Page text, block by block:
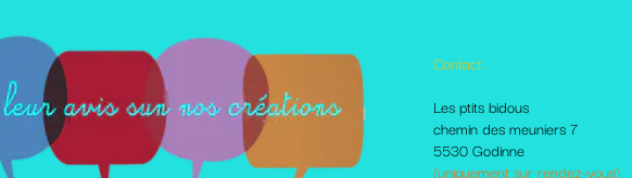
Les ptits bidous
chemin des meuniers 7
5530 Godinne
(uniquement sur rendez-vous)
Autres pages disponibles
Foire aux questions
Le Blog
Les livraisons et paiement
Mes amis sur le net